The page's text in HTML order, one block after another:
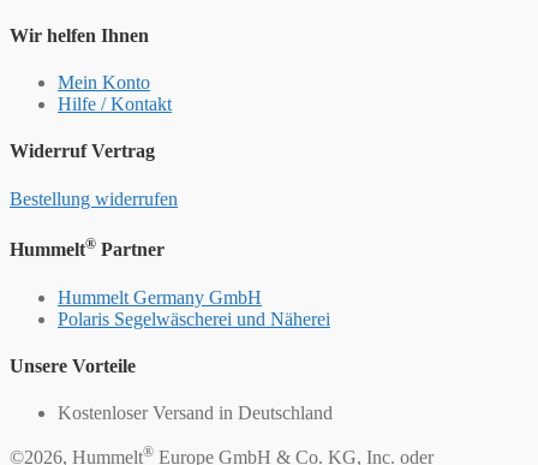
Wir helfen Ihnen
Mein Konto
Hilfe / Kontakt
Widerruf Vertrag
Bestellung widerrufen
Hummelt® Partner
Hummelt Germany GmbH
Polaris Segelwäscherei und Näherei
Unsere Vorteile
Kostenloser Versand in Deutschland
©2026, Hummelt® Europe GmbH & Co. KG, Inc. oder